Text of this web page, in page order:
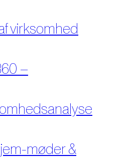
virksomhed
–
møder &